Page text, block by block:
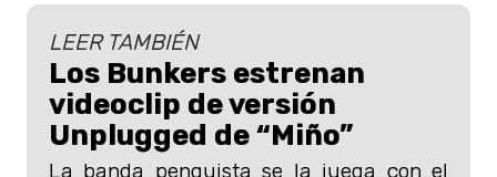
LEER TAMBIÉN
Los Bunkers estrenan
videoclip de versión
Unplugged de “Miño”
La banda penquista se la juega con el